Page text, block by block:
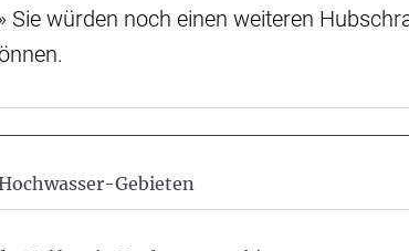
Sie würden noch einen weiteren
Gebieten